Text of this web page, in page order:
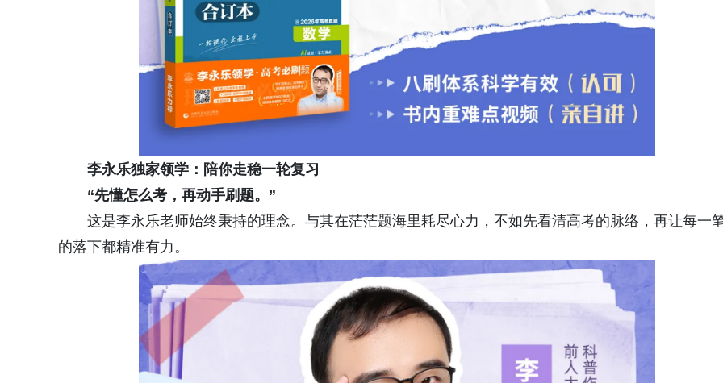
李永乐独家领学：陪你走稳一轮复习
“先懂怎么考，再动手刷题。”
这是李永乐老师始终秉持的理念。与其在茫茫题海里耗尽心力，不如先看清高考的脉络，再让每一
的落下都精准有力。